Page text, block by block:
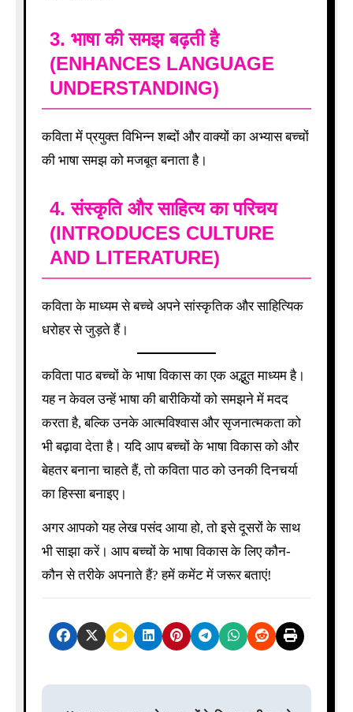
3. भाषा की समझ बढ़ती है
(ENHANCES LANGUAGE
UNDERSTANDING)
कविता में प्रयुक्त विभिन्न शब्दों और वाक्यों का अभ्यास बच्चों
की भाषा समझ को मजबूत बनाता है।
4.संस्कृति और साहित्य का परिचय
(INTRODUCES CULTURE
AND LITERATURE)
कविता के माध्यम से बच्चे अपने सांस्कृतिक और साहित्यिक
धरोहर से जुड़ते हैं।
कविता पाठ बच्चों के भाषा विकास का एक अद्भुत माध्यम है।
यह न केवल उन्हें भाषा की बारीकियों को समझने में मदद
करता है, बल्कि उनके आत्मविश्वास और सृजनात्मकता को
भी बढ़ावा देता है। यदि आप बच्चों के भाषा विकास को और
बेहतर बनाना चाहते हैं, तो कविता पाठ को उनकी दिनचर्या
का हिस्सा बनाइए।
अगर आपको यह लेख पसंद आया हो, तो इसे दूसरों के साथ
भी साझा करें। आप बच्चों के भाषा विकास के लिए कौन-
कौन से तरीके अपनाते हैं? हमें कमेंट में जरूर बताएं!